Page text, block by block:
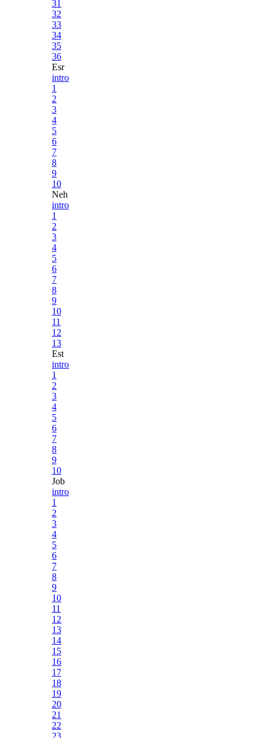
31
32
33
34
35
36
Esr
intro
1
2
3
4
5
6
7
8
9
10
Neh
intro
1
2
3
4
5
6
7
8
9
10
11
12
13
Est
intro
1
2
3
4
5
6
7
8
9
10
Job
intro
1
2
3
4
5
6
7
8
9
10
11
12
13
14
15
16
17
18
19
20
21
22